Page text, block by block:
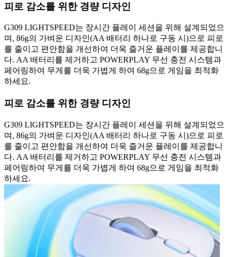
피로 감소를 위한 경량 디자인
G309 LIGHTSPEED는 장시간 플레이 세션을 위해 설계되었으
며, 86g의 가벼운 디자인(AA 배터리 하나로 구동 시)으로 피로
를 줄이고 편안함을 개선하여 더욱 즐거운 플레이를 제공합니
다. AA 배터리를 제거하고 POWERPLAY 무선 충전 시스템과
페어링하여 무게를 더욱 가볍게 하여 68g으로 게임을 최적화
하세요.
피로 감소를 위한 경량 디자인
G309 LIGHTSPEED는 장시간 플레이 세션을 위해 설계되었으
며, 86g의 가벼운 디자인(AA 배터리 하나로 구동 시)으로 피로
를 줄이고 편안함을 개선하여 더욱 즐거운 플레이를 제공합니
다. AA 배터리를 제거하고 POWERPLAY 무선 충전 시스템과
페어링하여 무게를 더욱 가볍게 하여 68g으로 게임을 최적화
하세요.